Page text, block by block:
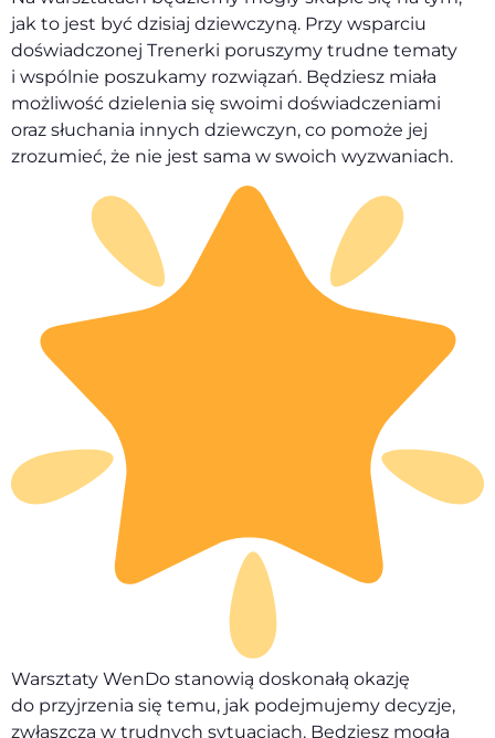
jak to jest być dzisiaj dziewczyną. Przy wsparciu
doświadczonej Trenerki poruszymy trudne tematy
i wspólnie poszukamy rozwiązań. Będziesz miała
możliwość dzielenia się swoimi doświadczeniami
oraz słuchania innych dziewczyn, co pomoże jej
zrozumieć, że nie jest sama w swoich wyzwaniach.
Warsztaty WenDo stanowią doskonałą okazję
do przyjrzenia się temu, jak podejmujemy decyzje,
zwłaszcza w trudnych sytuacjach. Będziesz mogła